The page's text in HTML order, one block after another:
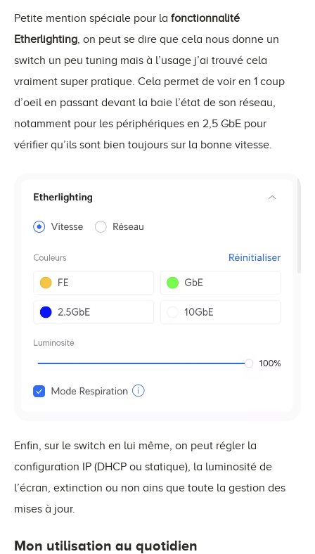
Petite mention spéciale pour la fonctionnalité
Etherlighting, on peut se dire que cela nous donne un
switch un peu tuning mais à l’usage j’ai trouvé cela
vraiment super pratique. Cela permet de voir en 1 coup
d’oeil en passant devant la baie l’état de son réseau,
notamment pour les périphériques en 2,5 GbE pour
vérifier qu’ils sont bien toujours sur la bonne vitesse.
Enfin, sur le switch en lui même, on peut régler la
configuration IP (DHCP ou statique), la luminosité de
l’écran, extinction ou non ains que toute la gestion des
mises à jour.
Mon utilisation au quotidien